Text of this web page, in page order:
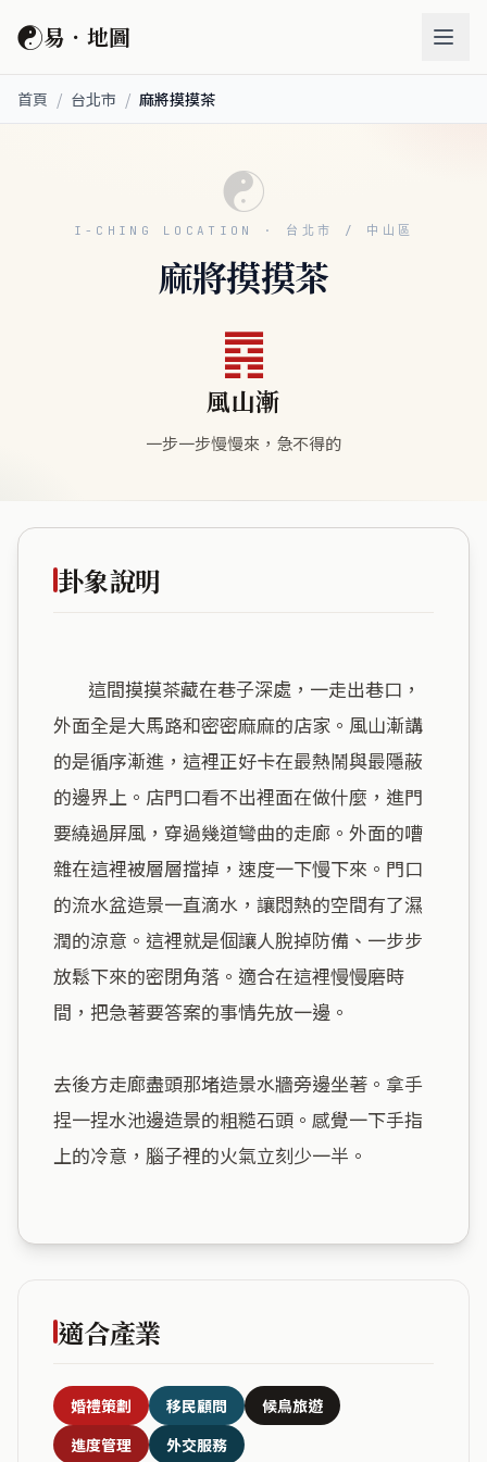
☯易．地圖
首頁 / 台北市 / 麻將摸摸茶
☯
I-CHING LOCATION · 台北市 / 中山區
麻將摸摸茶
䷴
風山漸
一步一步慢慢來，急不得的
卦象說明
外面全是大馬路和密密麻麻的店家。風山漸講
的是循序漸進，這裡正好卡在最熱鬧與最隱蔽
的邊界上。店門口看不出裡面在做什麼，進門
要繞過屏風，穿過幾道彎曲的走廊。外面的嘈
雜在這裡被層層擋掉，速度一下慢下來。門口
的流水盆造景一直滴水，讓悶熱的空間有了濕
潤的涼意。這裡就是個讓人脫掉防備、一步步
放鬆下來的密閉角落。適合在這裡慢慢磨時
間，把急著要答案的事情先放一邊。
去後方走廊盡頭那堵造景水牆旁邊坐著。拿手
捏一捏水池邊造景的粗糙石頭。感覺一下手指
上的冷意，腦子裡的火氣立刻少一半。
適合產業
婚禮策劃 移民顧問
候鳥旅遊
進度管理
外交服務